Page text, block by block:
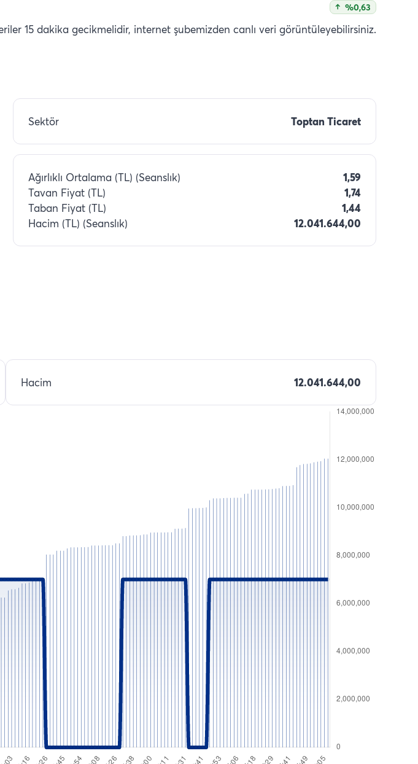
%0,63
15 dakika gecikmelidir, internet şubemizden canlı veri görüntüleyebilirsiniz.
Sektör Toptan Ticaret
Ağırlıklı Ortalama (TL) (Seanslık)
1,59
Tavan Fiyat (TL)
1,74
Taban Fiyat (TL)
1,44
Hacim (TL) (Seanslık)
12.041.644,00
Hacim 12.041.644,00